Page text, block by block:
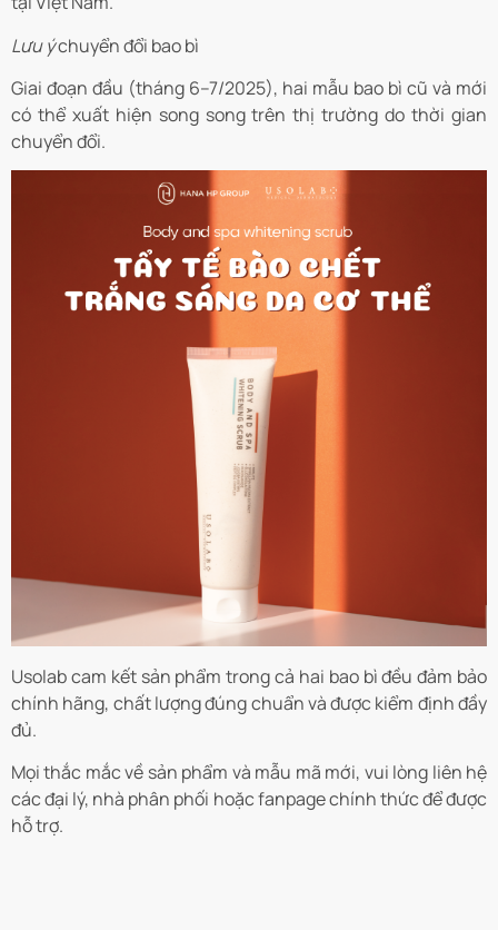
Lưu ýchuyển đổi bao bì
Giai đoạn đầu (tháng 6–7/2025), hai mẫu bao bì cũ và mới
có thể xuất hiện song song trên thị trường do thời gian
chuyển đổi.
Usolab cam kết sản phẩm trong cả hai bao bì đều đảm bảo
chính hãng, chất lượng đúng chuẩn và được kiểm định đầy
đủ.
Mọi thắc mắc về sản phẩm và mẫu mã mới, vui lòng liên hệ
các đại lý, nhà phân phối hoặc fanpage chính thức để được
hỗ trợ.